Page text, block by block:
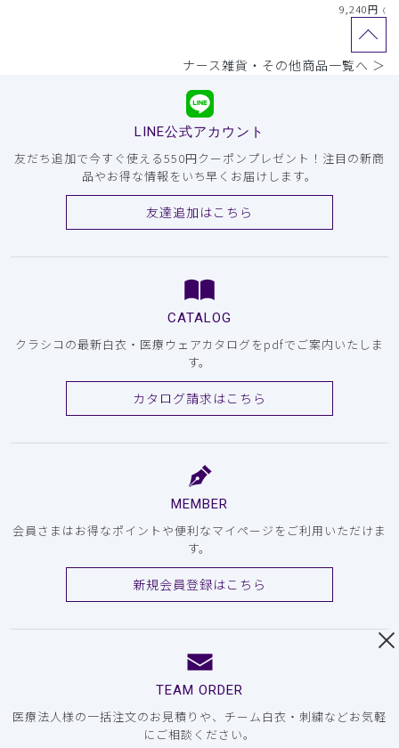
9,240円 （税
ナース雑貨・その他商品一覧へ ＞
LINE公式アカウント
友だち追加で今すぐ使える550円クーポンプレゼント！注目の新商
品やお得な情報をいち早くお届けします。
友達追加はこちら
CATALOG
クラシコの最新白衣・医療ウェアカタログをpdfでご案内いたしま
す。
カタログ請求はこちら
MEMBER
会員さまはお得なポイントや便利なマイページをご利用いただけま
す。
新規会員登録はこちら
TEAM ORDER
医療法人様の一括注文のお見積りや、チーム白衣・刺繍などお気軽
にご相談ください。